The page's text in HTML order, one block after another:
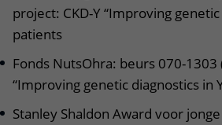
project: CKD-Y “Improving
patients
Fonds NutsOhra: beurs 070-
“Improving genetic diagnostics in
Stanley Shaldon Award voor